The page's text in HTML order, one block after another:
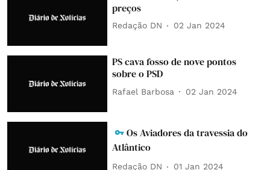
preços
Redação DN 02 Jan 2024
PS cava fosso de nove pontos
sobre o PSD
Rafael Barbosa 02 Jan 2024
Os Aviadores da travessia do
Atlântico
Redação DN 01 Jan 2024